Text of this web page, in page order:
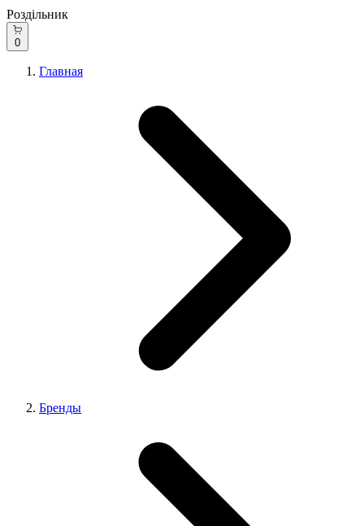
Роздільник
0
Главная
Бренды